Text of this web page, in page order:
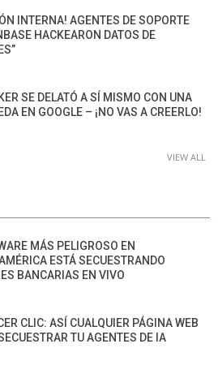
INTERNA! AGENTES DE SOPORTE
HACKEARON DATOS DE
SE DELATÓ A SÍ MISMO CON UNA
EN GOOGLE – ¡NO VAS A CREERLO!
VIEW ALL
MÁS PELIGROSO EN
ESTÁ SECUESTRANDO
BANCARIAS EN VIVO
CLIC: ASÍ CUALQUIER PÁGINA WEB
TU AGENTES DE IA